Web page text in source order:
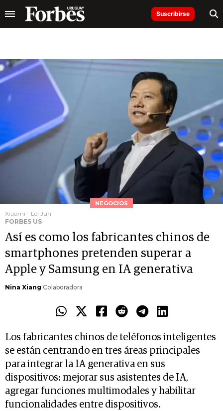
Suscribirse
NEGOCIOS
Xiaomi - Lei Jun
FORBES US
Así es como los fabricantes chinos de
smartphones pretenden superar a
Apple y Samsung en IA generativa
Nina Xiang Colaboradora
Los fabricantes chinos de teléfonos inteligentes
se están centrando en tres áreas principales
para integrar la IA generativa en sus
dispositivos: mejorar sus asistentes de IA,
agregar funciones multimodales y habilitar
funcionalidades entre dispositivos.